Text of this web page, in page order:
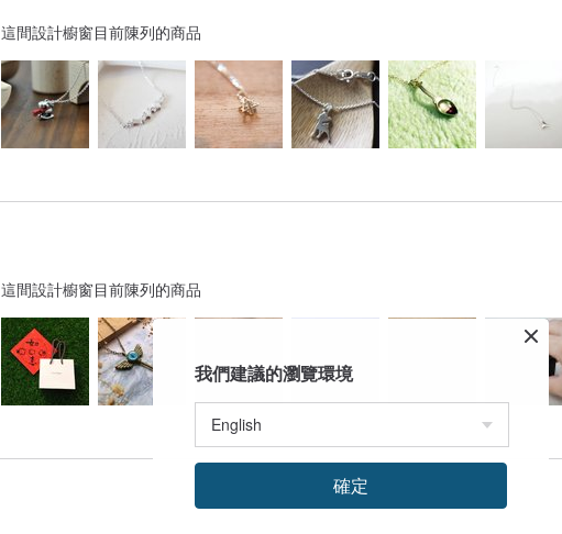
這間設計櫥窗目前陳列的商品
這間設計櫥窗目前陳列的商品
我們建議的瀏覽環境
確定